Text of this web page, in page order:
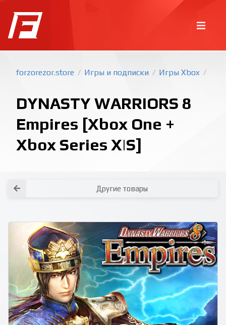
forzorezor.store / Игры и подписки / Игры Xbox /
DYNASTY WARRIORS 8
Empires [Xbox One +
Xbox Series X|S]
Другие товары